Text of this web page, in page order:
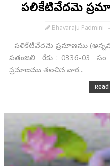
పలికేటివేదమె
Bhavaraju Padmini
పలికేటివేదమె ప్రమాణము
పతంజలి రేకు : 0336-03
ప్రమాణము తలచిన వార...